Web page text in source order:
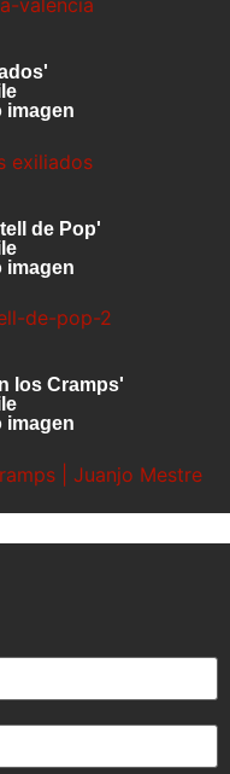
imagen
de Pop'
imagen
los Cramps'
imagen